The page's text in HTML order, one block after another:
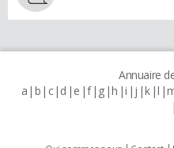
Annuaire
a b c d e f g h i j k l